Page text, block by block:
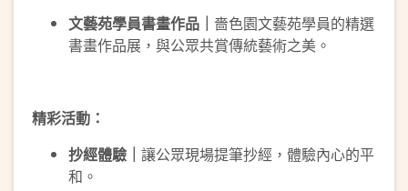
文藝苑學員書畫作品｜ 嗇色園文藝苑學員的精選
書畫作品展，與公眾共賞傳統藝術之美。
精彩活動：
抄經體驗｜ 讓公眾現場提筆抄經，體驗內心的平
和。